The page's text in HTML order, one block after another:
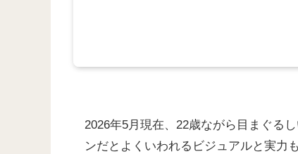
2026年5月現在、22歳ながら目まぐる
ンだとよくいわれるビジュアルと実力